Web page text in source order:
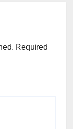
Required